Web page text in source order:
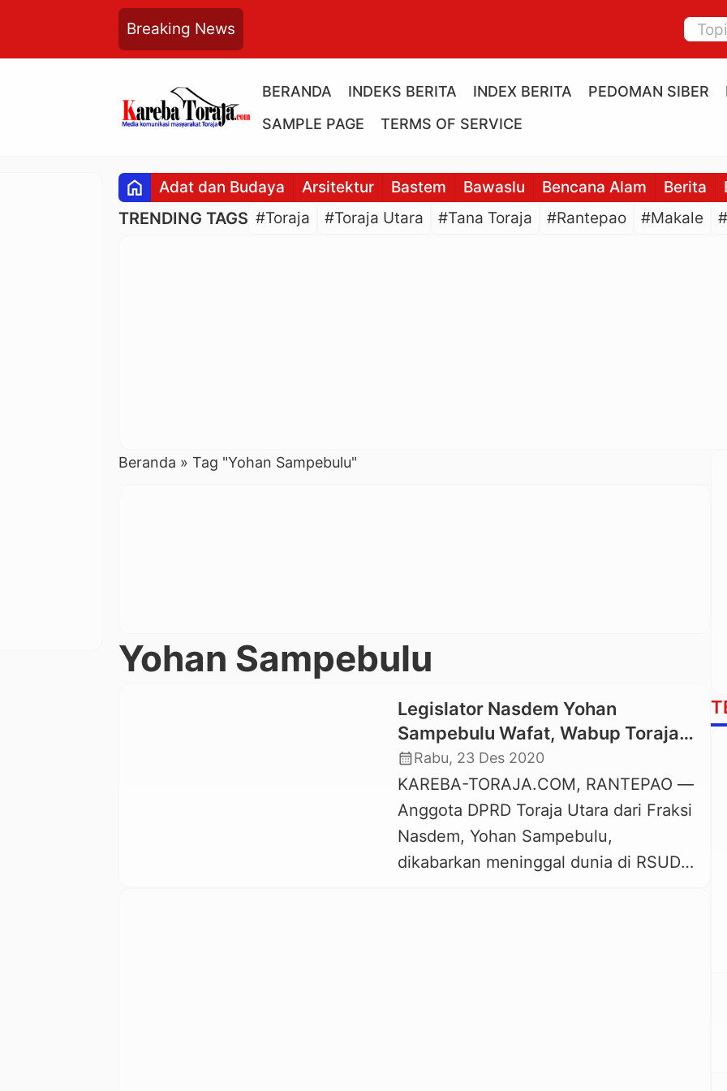
Breaking News
BERANDA INDEKS BERITA INDEX BERITA PEDOMAN SIBER
SAMPLE PAGE
TERMS OF SERVICE
home Adat dan Budaya Arsitektur Bastem Bawaslu Bencana Alam Berita
TRENDING TAGS #Toraja #Toraja Utara #Tana Toraja #Rantepao #Makale
Beranda » Tag "Yohan Sampebulu"
Yohan Sampebulu
Legislator Nasdem Yohan
Sampebulu Wafat, Wabup Toraja
Utara Ungkapkan Dukacita
calendar_monthRabu, 23 Des 2020
KAREBA-TORAJA.COM, RANTEPAO —
Anggota DPRD Toraja Utara dari Fraksi
Nasdem, Yohan Sampebulu,
dikabarkan meninggal dunia di RSUD